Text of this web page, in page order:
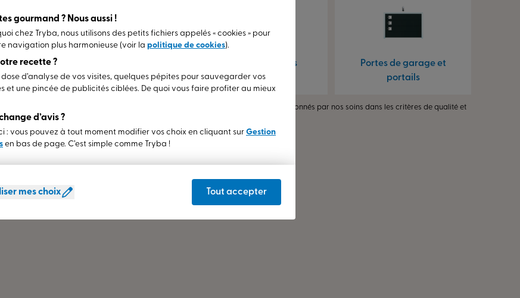
Pergolas & Stores
Portes de garage et
portails
Volets, stores et portes de garage sont des produits partenaires sélectionnés par nos soins dans les critères de qualité et
de durabilité correspondants aux exigences TRYBA.
gourmand ? Nous aussi !
chez Tryba, nous utilisons des petits fichiers appelés « cookies » pour
navigation plus harmonieuse (voir la politique de cookies).
recette ?
dose d’analyse de vos visites, quelques pépites pour sauvegarder vos
et une pincée de publicités ciblées. De quoi vous faire profiter au mieux
d’avis ?
: vous pouvez à tout moment modifier vos choix en cliquant sur Gestion
en bas de page. C’est simple comme Tryba !
mes choix Tout accepter